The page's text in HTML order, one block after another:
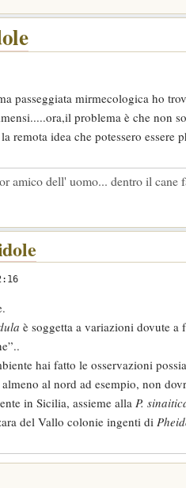
passeggiata mirmecologica ho
problema è che non
remota idea che potessero essere
amico dell' uomo... dentro il cane
è soggetta a variazioni dovute
hai fatto le osservazioni
al nord ad esempio, non
in Sicilia, assieme alla P.
del Vallo colonie ingenti di